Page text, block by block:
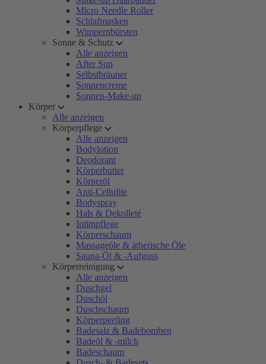
Micro Needle Roller
Schlafmasken
Wimpernbürsten
Sonne & Schutz
Alle anzeigen
After Sun
Selbstbräuner
Sonnencreme
Sonnen-Make-up
Körper
Alle anzeigen
Körperpflege
Alle anzeigen
Bodylotion
Deodorant
Körperbutter
Körperöl
Anti-Cellulite
Bodyspray
Hals & Dekolleté
Intimpflege
Körperschaum
Massageöle & ätherische Öle
Sauna-Öl & -Aufguss
Körperreinigung
Alle anzeigen
Duschgel
Duschöl
Duschschaum
Körperpeeling
Badesalz & Badebomben
Badeöl & -milch
Badeschaum